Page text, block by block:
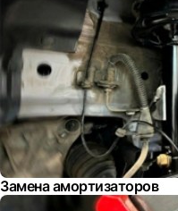
Замена амортизаторов